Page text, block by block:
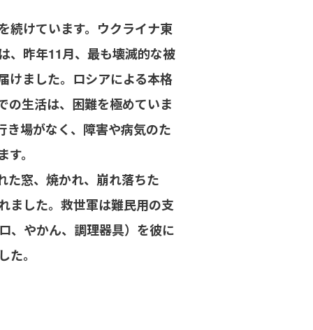
けています。ウクライナ東
、昨年11月、最も壊滅的な被
けました。ロシアによる本格
の生活は、困難を極めていま
き場がなく、障害や病気のた
。
窓、焼かれ、崩れ落ちた
ました。救世軍は難民用の支
、やかん、調理器具）を彼に
。